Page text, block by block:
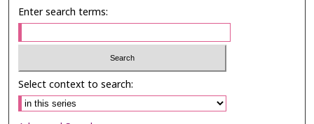
Enter search terms:
Select context to search: